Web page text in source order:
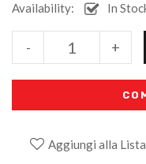
Availability: In
+
-
Aggiungi alla
Alternative: